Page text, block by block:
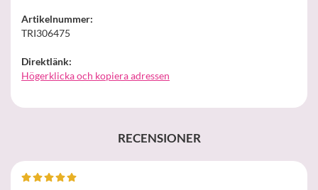
Artikelnummer:
TRI306475
Direktlänk:
Högerklicka och kopiera adressen
RECENSIONER